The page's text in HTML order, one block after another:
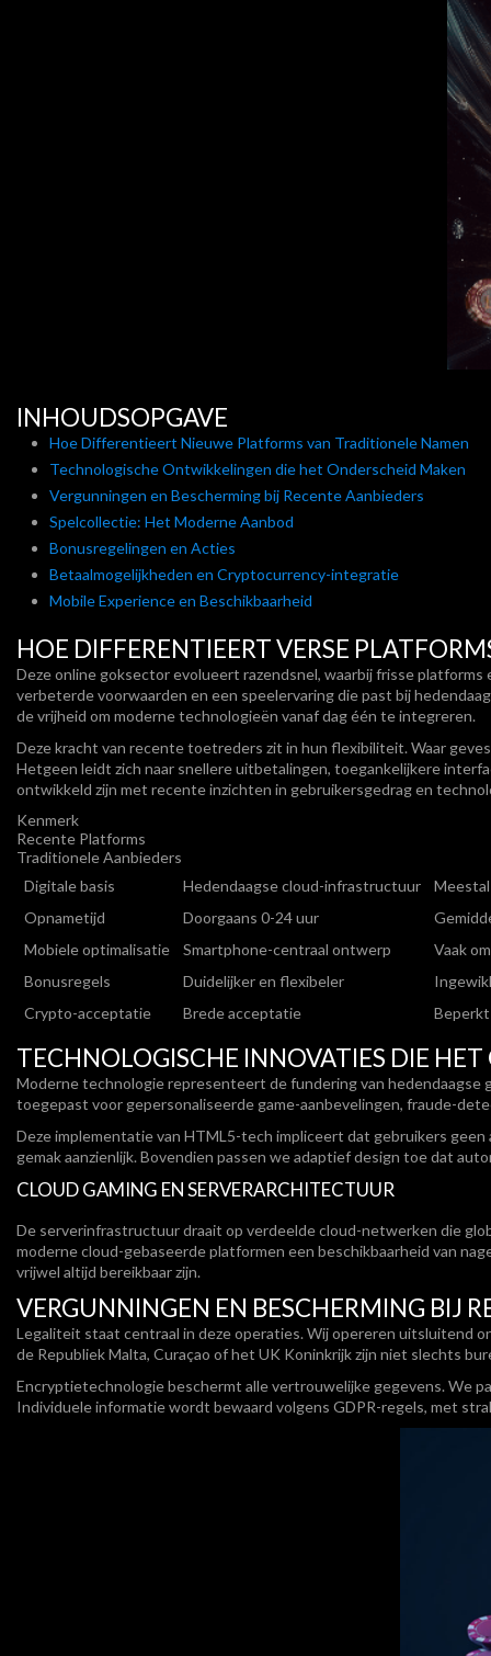
INHOUDSOPGAVE
Hoe Differentieert Nieuwe Platforms van Traditionele Namen
Technologische Ontwikkelingen die het Onderscheid Maken
Vergunningen en Bescherming bij Recente Aanbieders
Spelcollectie: Het Moderne Aanbod
Bonusregelingen en Acties
Betaalmogelijkheden en Cryptocurrency-integratie
Mobile Experience en Beschikbaarheid
HOE DIFFERENTIEERT VERSE
Deze online goksector evolueert razendsnel, waarbij frisse
verbeterde voorwaarden en een speelervaring die past bij
de vrijheid om moderne technologieën vanaf dag één te integreren.
Deze kracht van recente toetreders zit in hun flexibiliteit. Waar
Hetgeen leidt zich naar snellere uitbetalingen, toegankelijkere
ontwikkeld zijn met recente inzichten in gebruikersgedrag en
Kenmerk
Recente Platforms
Traditionele Aanbieders
Digitale basis
Hedendaagse cloud-infrastructuur
Opnametijd
Doorgaans 0-24 uur
Mobiele optimalisatie
Smartphone-centraal ontwerp
Vaak
Bonusregels
Duidelijker en flexibeler
Crypto-acceptatie
Brede acceptatie
TECHNOLOGISCHE INNOVATIES DIE
Moderne technologie representeert de fundering van
toegepast voor gepersonaliseerde game-aanbevelingen, fraude-
Deze implementatie van HTML5-tech impliceert dat gebruikers
gemak aanzienlijk. Bovendien passen we adaptief design toe dat
CLOUD GAMING EN SERVERARCHITECTUUR
De serverinfrastructuur draait op verdeelde cloud-netwerken die
moderne cloud-gebaseerde platformen een beschikbaarheid van
vrijwel altijd bereikbaar zijn.
VERGUNNINGEN EN BESCHERMING BIJ
Legaliteit staat centraal in deze operaties. Wij opereren uitsluitend
de Republiek Malta, Curaçao of het UK Koninkrijk zijn niet slechts
Encryptietechnologie beschermt alle vertrouwelijke gegevens. We
Individuele informatie wordt bewaard volgens GDPR-regels, met